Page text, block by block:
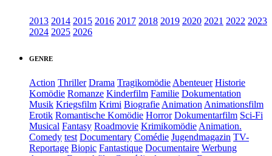
2013 2014 2015 2016 2017 2018 2019 2020 2021 2022 2023
2024 2025 2026
GENRE
Action Thriller Drama Tragikomödie Abenteuer Historie
Komödie Romanze Kinderfilm Familie Dokumentation
Musik Kriegsfilm Krimi Biografie Animation Animationsfilm
Erotik Romantische Komödie Horror Dokumentarfilm Sci-Fi
Musical Fantasy Roadmovie Krimikomödie Animation.
Comedy test Documentary Comédie Jugendmagazin TV-
Reportage Biopic Fantastique Documentaire Werbung